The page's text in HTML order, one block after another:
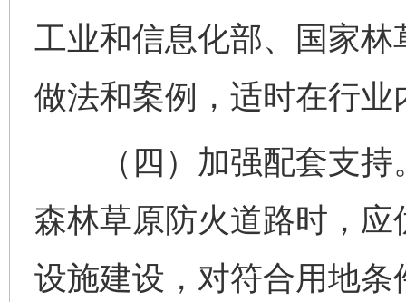
工业和信息化部、国家
做法和案例，适时在行业
（四）加强配套支持
森林草原防火道路时，
设施建设，对符合用地